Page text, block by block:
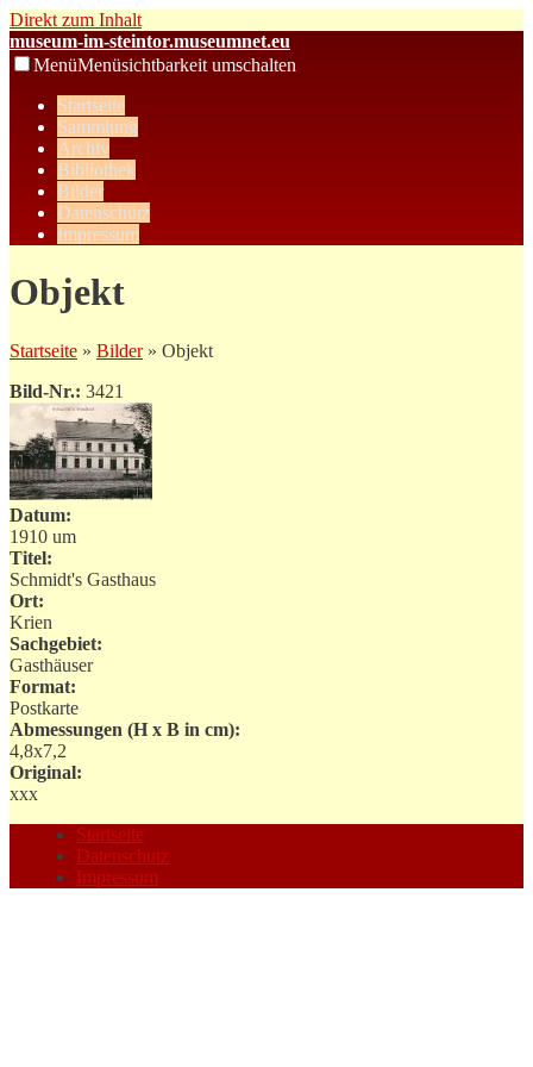
Direkt zum Inhalt
museum-im-steintor.museumnet.eu
MenüMenüsichtbarkeit umschalten
Startseite
Sammlung
Archiv
Bibliothek
Bilder
Datenschutz
Impressum
Objekt
Startseite » Bilder» Objekt
Bild-Nr.: 3421
Datum:
1910 um
Titel:
Schmidt's Gasthaus
Ort:
Krien
Sachgebiet:
Gasthäuser
Format:
Postkarte
Abmessungen (H x B in cm):
4,8x7,2
Original:
xxx
Startseite
Datenschutz
Impressum